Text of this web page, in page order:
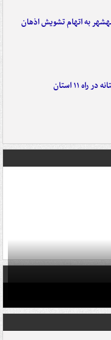
نفر در بهشهر به اتهام تشویش اذهان
۱۱ استان